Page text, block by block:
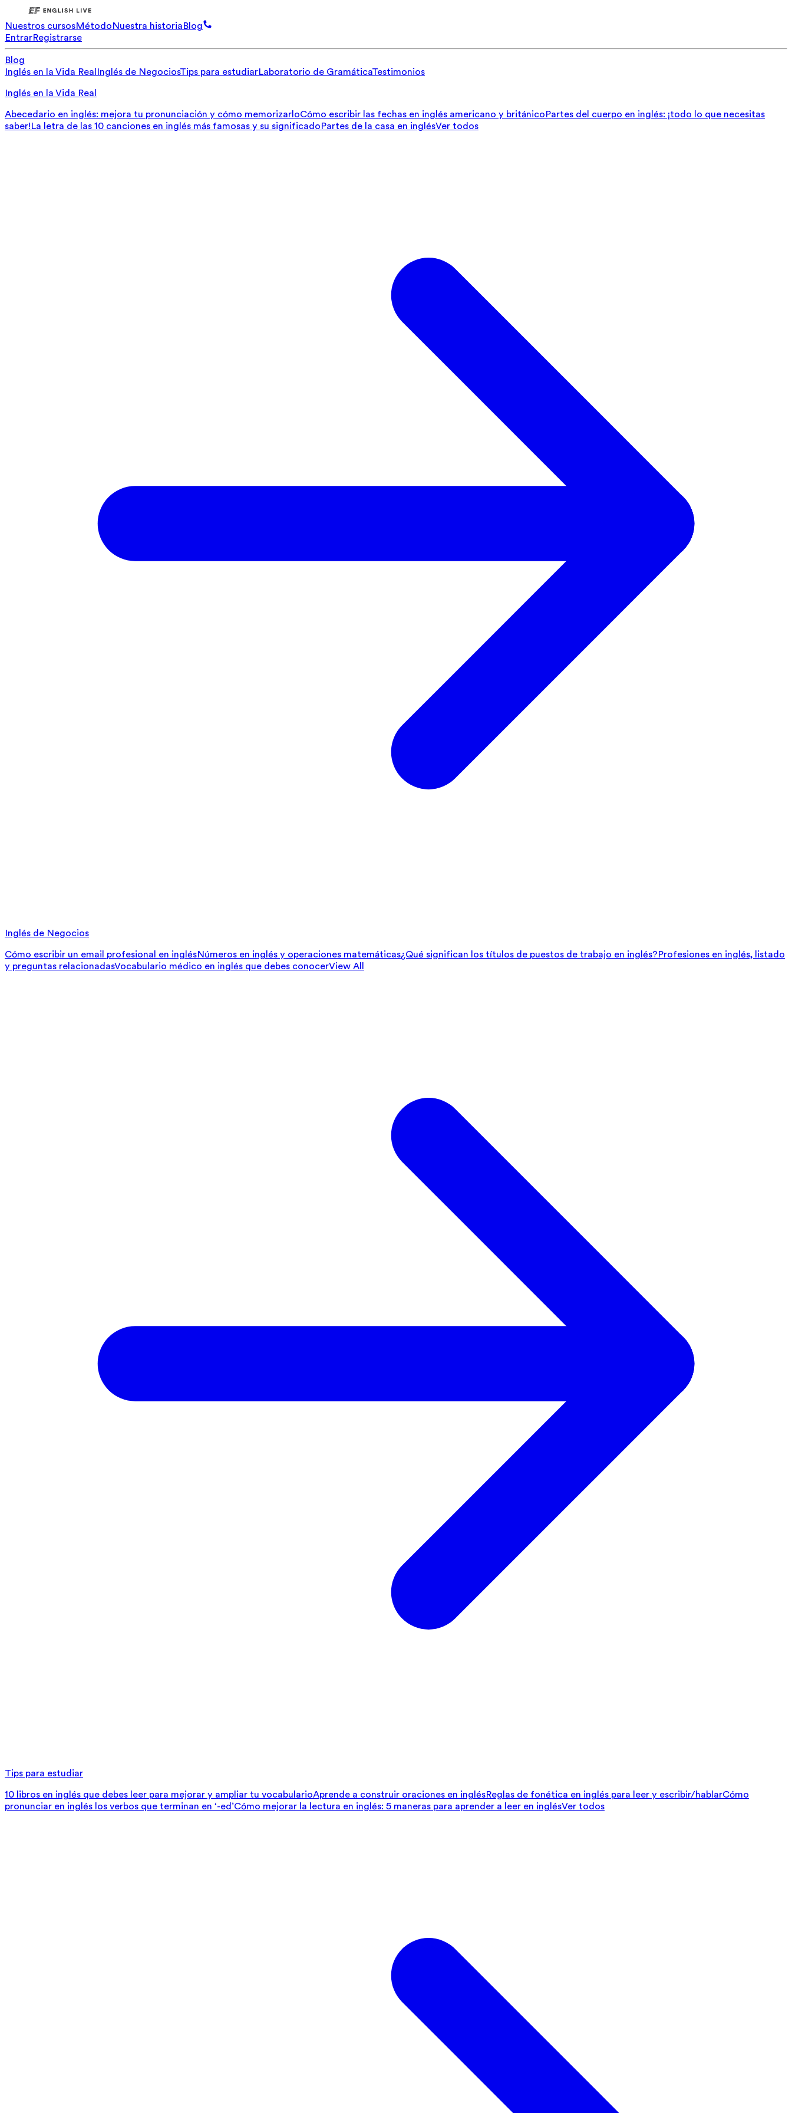
Nuestros cursosMétodoNuestra historiaBlog
EntrarRegistrarse
Blog
Inglés en la Vida Real Inglés de NegociosTips para estudiarLaboratorio de GramáticaTestimonios
Inglés en la Vida Real
Abecedario en inglés: mejora tu pronunciación y cómo memorizarloCómo escribir las fechas en inglés americano y británicoPartes del cuerpo en inglés: ¡todo lo que necesitas
saber!La letra de las 10 canciones en inglés más famosas y su significadoPartes de la casa en inglésVer todos
Inglés de Negocios
Cómo escribir un email profesional en inglésNúmeros en inglés y operaciones matemáticas¿Qué significan los títulos de puestos de trabajo en inglés?Profesiones en inglés, listado
y preguntas relacionadasVocabulario médico en inglés que debes conocerView All
Tips para estudiar
10 libros en inglés que debes leer para mejorar y ampliar tu vocabularioAprende a construir oraciones en inglésReglas de fonética en inglés para leer y escribir/hablarCómo
pronunciar en inglés los verbos que terminan en ‘-ed’Cómo mejorar la lectura en inglés: 5 maneras para aprender a leer en inglésVer todos